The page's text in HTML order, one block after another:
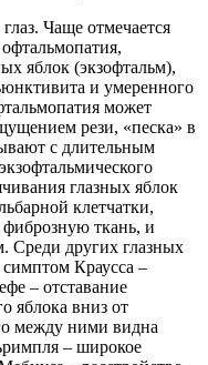
Чаще отмечается
яблок (экзофтальм),
и умеренного
может
рези, «песка» в
с длительным
глазных яблок
клетчатки,
фиброзную ткань, и
Среди других глазных
Краусса –
– отставание
яблока вниз от
между ними видна
– широкое